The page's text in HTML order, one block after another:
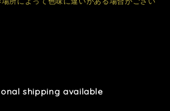
shipping available